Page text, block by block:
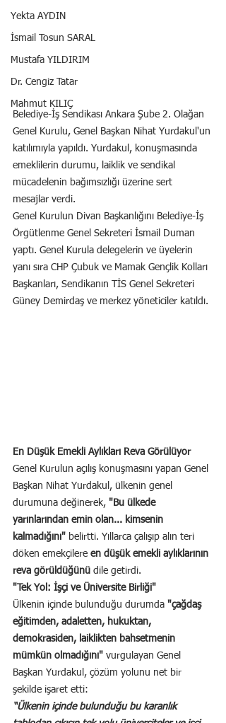
Yekta AYDIN
İsmail Tosun SARAL
Mustafa YILDIRIM
Dr. Cengiz Tatar
Mahmut KILIÇ
Belediye-İş Sendikası Ankara Şube 2. Olağan
Genel Kurulu, Genel Başkan Nihat Yurdakul'un
katılımıyla yapıldı. Yurdakul, konuşmasında
emeklilerin durumu, laiklik ve sendikal
mücadelenin bağımsızlığı üzerine sert
mesajlar verdi.
Genel Kurulun Divan Başkanlığını Belediye-İş
Örgütlenme Genel Sekreteri İsmail Duman
yaptı. Genel Kurula delegelerin ve üyelerin
yanı sıra CHP Çubuk ve Mamak Gençlik Kolları
Başkanları, Sendikanın TİS Genel Sekreteri
Güney Demirdaş ve merkez yöneticiler katıldı.
En Düşük Emekli Aylıkları Reva Görülüyor
Genel Kurulun açılış konuşmasını yapan Genel
Başkan Nihat Yurdakul, ülkenin genel
durumuna değinerek, "Bu ülkede
yarınlarından emin olan... kimsenin
kalmadığını" belirtti. Yıllarca çalışıp alın teri
döken emekçilere en düşük emekli aylıklarının
reva görüldüğünü dile getirdi.
"Tek Yol: İşçi ve Üniversite Birliği"
Ülkenin içinde bulunduğu durumda "çağdaş
eğitimden, adaletten, hukuktan,
demokrasiden, laiklikten bahsetmenin
mümkün olmadığını" vurgulayan Genel
Başkan Yurdakul, çözüm yolunu net bir
şekilde işaret etti:
“Ülkenin içinde bulunduğu bu karanlık